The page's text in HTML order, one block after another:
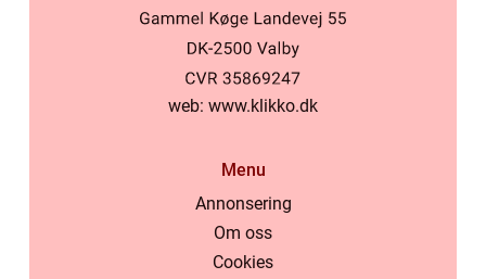
web: www.klikko.dk
Menu
Annonsering
Om oss
Cookies